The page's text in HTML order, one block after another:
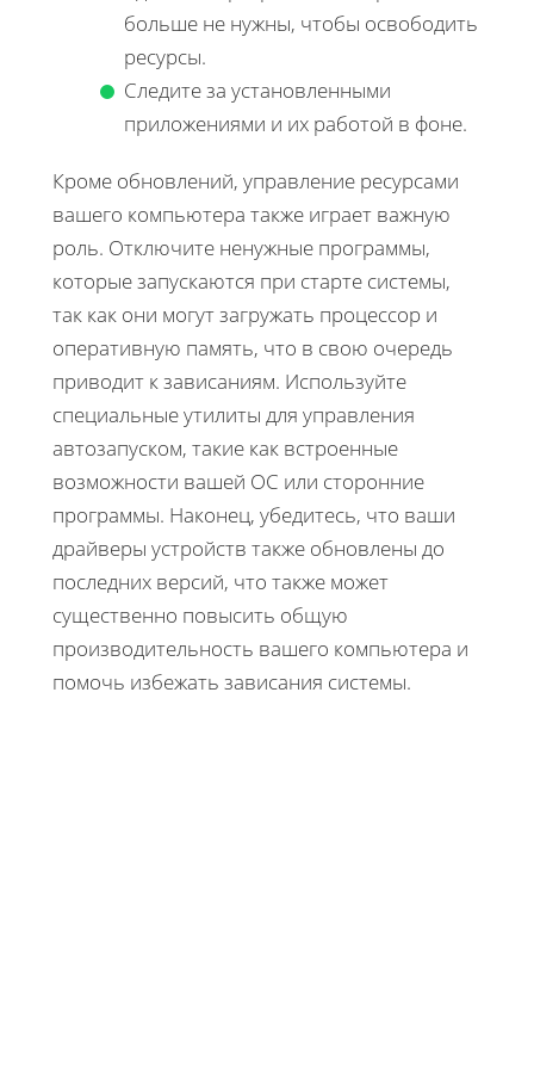
больше не нужны, чтобы освободить
ресурсы.
Следите за установленными
приложениями и их работой в фоне.
Кроме обновлений, управление ресурсами
вашего компьютера также играет важную
роль. Отключите ненужные программы,
которые запускаются при старте системы,
так как они могут загружать процессор и
оперативную память, что в свою очередь
приводит к зависаниям. Используйте
специальные утилиты для управления
автозапуском, такие как встроенные
возможности вашей ОС или сторонние
программы. Наконец, убедитесь, что ваши
драйверы устройств также обновлены до
последних версий, что также может
существенно повысить общую
производительность вашего компьютера и
помочь избежать зависания системы.